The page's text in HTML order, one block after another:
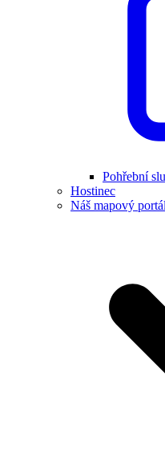
Pohřební
Hostinec
Náš mapový portál